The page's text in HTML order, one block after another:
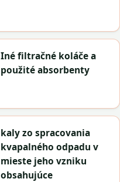
Iné filtračné koláče a
použité absorbenty
kaly zo spracovania
kvapalného odpadu v
mieste jeho vzniku
obsahujúce